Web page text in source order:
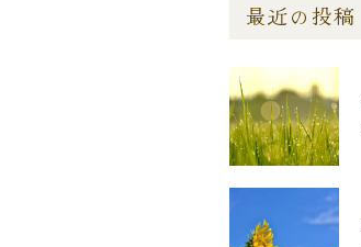
最近の投稿